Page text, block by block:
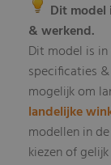
Dit model
& werkend.
Dit model is
specificaties
mogelijk om
landelijke
modellen in
kiezen of